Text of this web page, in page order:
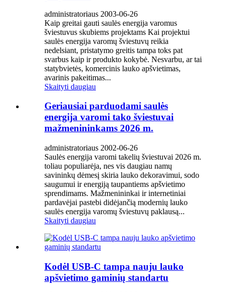
administratoriaus 2003-06-26
Kaip greitai gauti saulės energija varomus
šviestuvus skubiems projektams Kai projektui
saulės energija varomų šviestuvų reikia
nedelsiant, pristatymo greitis tampa toks pat
svarbus kaip ir produkto kokybė. Nesvarbu, ar tai
statybvietės, komercinis lauko apšvietimas,
avarinis pakeitimas...
Skaityti daugiau
Geriausiai parduodami saulės
energija varomi tako šviestuvai
mažmenininkams 2026 m.
administratoriaus 2002-06-26
Saulės energija varomi takelių šviestuvai 2026 m.
toliau populiarėja, nes vis daugiau namų
savininkų dėmesį skiria lauko dekoravimui, sodo
saugumui ir energiją taupantiems apšvietimo
sprendimams. Mažmenininkai ir internetiniai
pardavėjai pastebi didėjančią modernių lauko
saulės energija varomų šviestuvų paklausą...
Skaityti daugiau
Kodėl USB-C tampa nauju lauko
apšvietimo gaminių standartu